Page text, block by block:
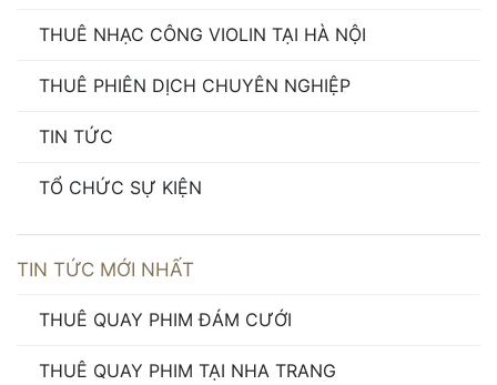
THUÊ NHẠC CÔNG VIOLIN TẠI HÀ NỘI
THUÊ PHIÊN DỊCH CHUYÊN NGHIỆP
TIN TỨC
TỔ CHỨC SỰ KIỆN
TIN TỨC MỚI NHẤT
THUÊ QUAY PHIM ĐÁM CƯỚI
THUÊ QUAY PHIM TẠI NHA TRANG